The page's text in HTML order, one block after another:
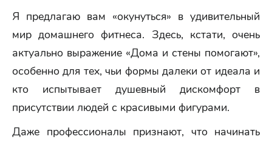
Я предлагаю вам «окунуться» в удивительный
мир домашнего фитнеса. Здесь, кстати, очень
актуально выражение «Дома и стены помогают»,
особенно для тех, чьи формы далеки от идеала и
кто испытывает душевный дискомфорт в
присутствии людей с красивыми фигурами.
Даже профессионалы признают, что начинать